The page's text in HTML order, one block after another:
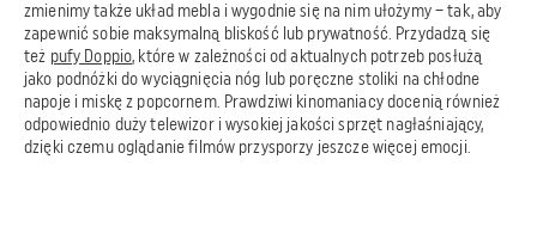
zmienimy także układ mebla i wygodnie się na nim ułożymy – tak, aby
zapewnić sobie maksymalną bliskość lub prywatność. Przydadzą się
też pufy Doppio, które w zależności od aktualnych potrzeb posłużą
jako podnóżki do wyciągnięcia nóg lub poręczne stoliki na chłodne
napoje i miskę z popcornem. Prawdziwi kinomaniacy docenią również
odpowiednio duży telewizor i wysokiej jakości sprzęt nagłaśniający,
dzięki czemu oglądanie filmów przysporzy jeszcze więcej emocji.